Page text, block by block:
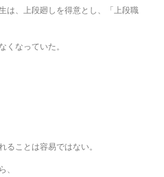
は、上段廻しを得意とし、「上段職
くなっていた。
ことは容易ではない。